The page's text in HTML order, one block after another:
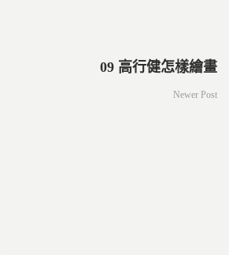
09 高行健怎樣繪畫
Newer Post